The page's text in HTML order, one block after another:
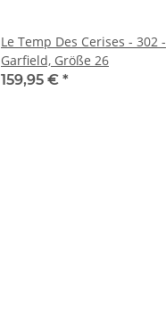
Le Temp Des Cerises - 302 -
Garfield, Größe 26
159,95 € *